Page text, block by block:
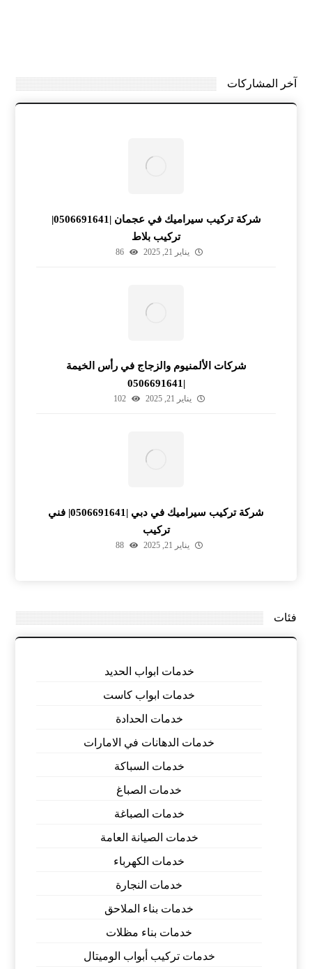
آخر المشاركات
شركة تركيب سيراميك في عجمان |0506691641|
تركيب بلاط
يناير 21, 2025 86
شركات الألمنيوم والزجاج في رأس الخيمة
|0506691641
يناير 21, 2025 102
شركة تركيب سيراميك في دبي |0506691641| فني
تركيب
يناير 21, 2025 88
فئات
خدمات ابواب الحديد
خدمات ابواب كاست
خدمات الحدادة
خدمات الدهانات في الامارات
خدمات السباكة
خدمات الصباغ
خدمات الصباغة
خدمات الصيانة العامة
خدمات الكهرباء
خدمات النجارة
خدمات بناء الملاحق
خدمات بناء مظلات
خدمات تركيب أبواب الوميتال